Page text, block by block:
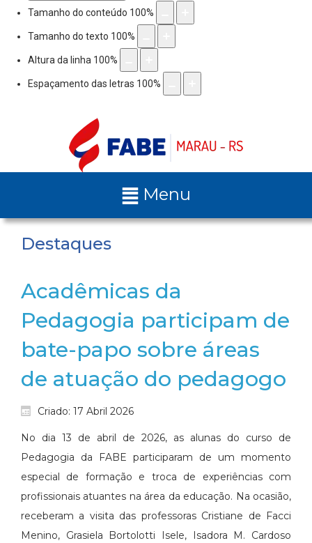
Tamanho do conteúdo 100%
Tamanho do texto 100%
Altura da linha 100%
Espaçamento das letras 100%
Menu
Destaques
Acadêmicas da
Pedagogia participam de
bate-papo sobre áreas
de atuação do pedagogo
Criado: 17 Abril 2026
No dia 13 de abril de 2026, as alunas do curso de
Pedagogia da FABE participaram de um momento
especial de formação e troca de experiências com
profissionais atuantes na área da educação. Na ocasião,
receberam a visita das professoras Cristiane de Facci
Menino, Grasiela Bortolotti Isele, Isadora M. Cardoso